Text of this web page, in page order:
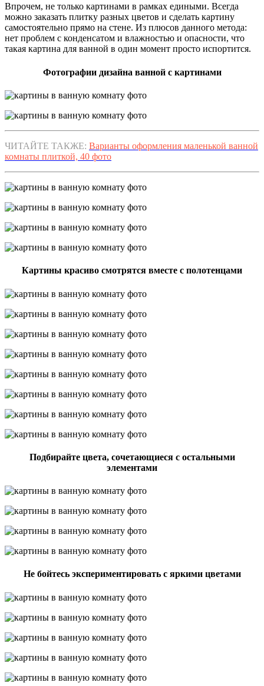
Впрочем, не только картинами в рамках едиными. Всегда
можно заказать плитку разных цветов и сделать картину
самостоятельно прямо на стене. Из плюсов данного метода:
нет проблем с конденсатом и влажностью и опасности, что
такая картина для ванной в один момент просто испортится.
Фотографии дизайна ванной с картинами
ЧИТАЙТЕ ТАКЖЕ: Варианты оформления маленькой ванной
комнаты плиткой, 40 фото
Картины красиво смотрятся вместе с полотенцами
Подбирайте цвета, сочетающиеся с остальными
элементами
Не бойтесь экспериментировать с яркими цветами